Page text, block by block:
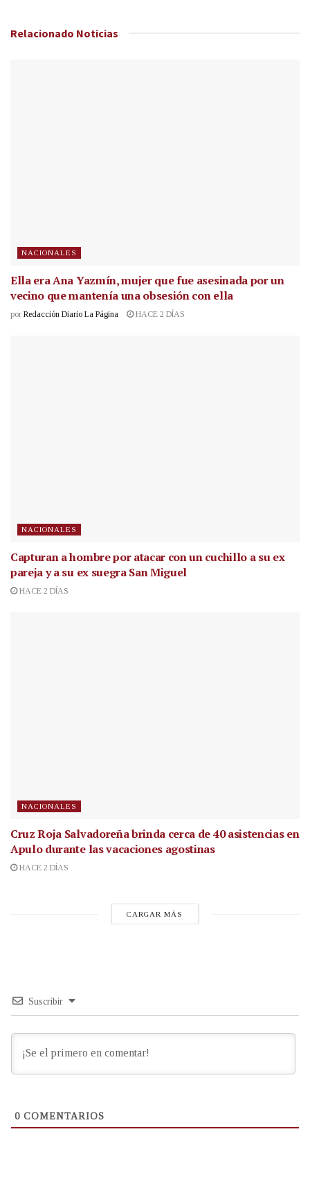
Relacionado Noticias
NACIONALES
Ella era Ana Yazmín, mujer que fue asesinada por un
vecino que mantenía una obsesión con ella
por Redacción Diario La Página HACE 2 DÍAS
NACIONALES
Capturan a hombre por atacar con un cuchillo a su ex
pareja y a su ex suegra San Miguel
HACE 2 DÍAS
NACIONALES
Cruz Roja Salvadoreña brinda cerca de 40 asistencias en
Apulo durante las vacaciones agostinas
HACE 2 DÍAS
CARGAR MÁS
Suscribir
0 COMENTARIOS